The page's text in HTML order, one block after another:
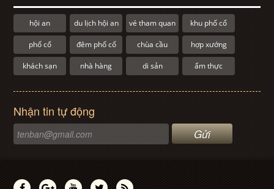
hội an du lịch hội an vé tham quan khu phố cổ
phố cổ đêm phố cổ chùa cầu hợp xướng
khách sạn nhà hàng di sản ẩm thực
Nhận tin tự động